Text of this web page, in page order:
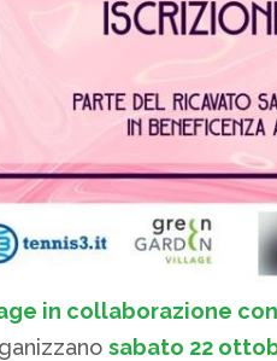
in collaborazione
sabato 22